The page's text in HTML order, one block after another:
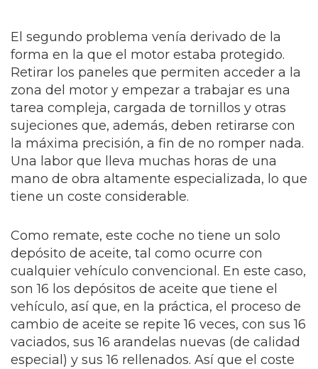
El segundo problema venía derivado de la
forma en la que el motor estaba protegido.
Retirar los paneles que permiten acceder a la
zona del motor y empezar a trabajar es una
tarea compleja, cargada de tornillos y otras
sujeciones que, además, deben retirarse con
la máxima precisión, a fin de no romper nada.
Una labor que lleva muchas horas de una
mano de obra altamente especializada, lo que
tiene un coste considerable.
Como remate, este coche no tiene un solo
depósito de aceite, tal como ocurre con
cualquier vehículo convencional. En este caso,
son 16 los depósitos de aceite que tiene el
vehículo, así que, en la práctica, el proceso de
cambio de aceite se repite 16 veces, con sus 16
vaciados, sus 16 arandelas nuevas (de calidad
especial) y sus 16 rellenados. Así que el coste